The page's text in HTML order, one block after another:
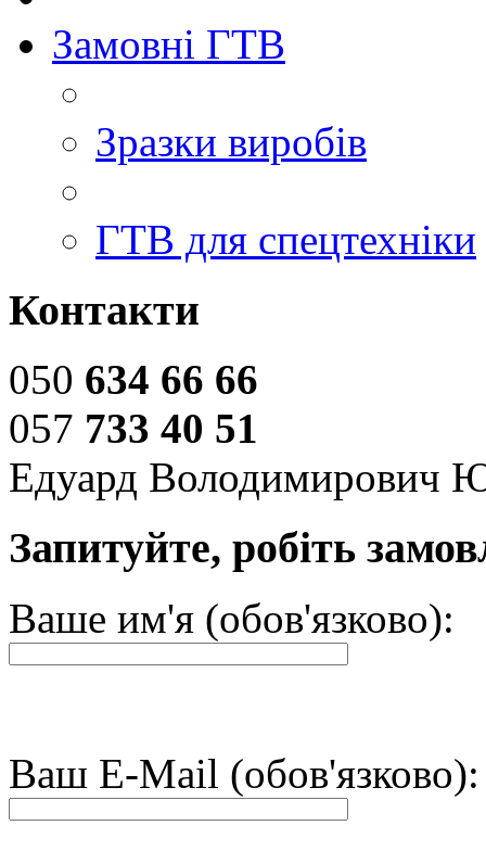
Замовні ГТВ
Зразки виробів
ГТВ для спецтехніки
Контакти
050 634 66 66
057 733 40 51
Едуард Володимирович
Запитуйте, робіть
Ваше им'я (обов'язково):
Ваш E-Mail (обов'язково):